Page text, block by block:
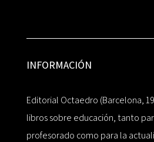
INFORMACIÓN
Editorial Octaedro (Barcelona,
libros sobre educación, tanto
profesorado como para la